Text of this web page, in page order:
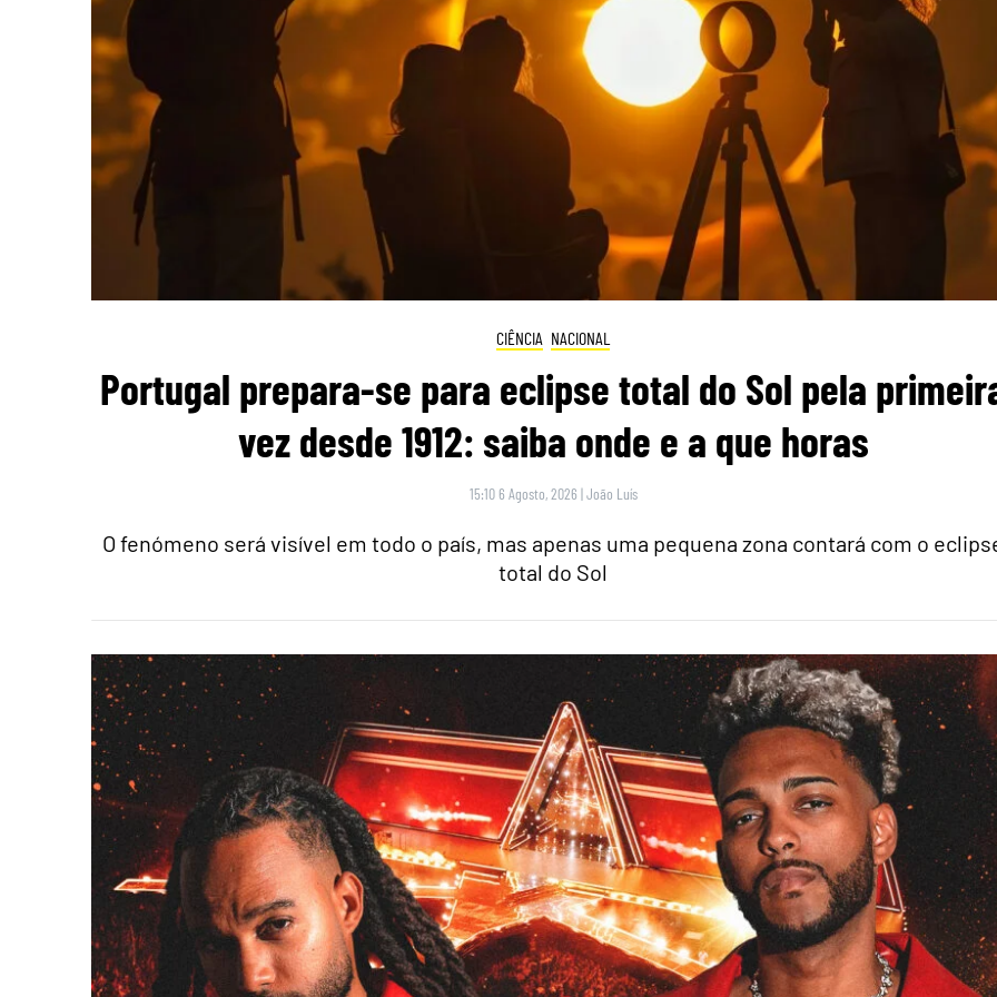
CIÊNCIA NACIONAL
Portugal prepara-se para eclipse total do Sol pela
vez desde 1912: saiba onde e a que horas
15:10 6 Agosto, 2026 |João Luís
O fenómeno será visível em todo o país, mas apenas uma pequena zona contará com o
total do Sol